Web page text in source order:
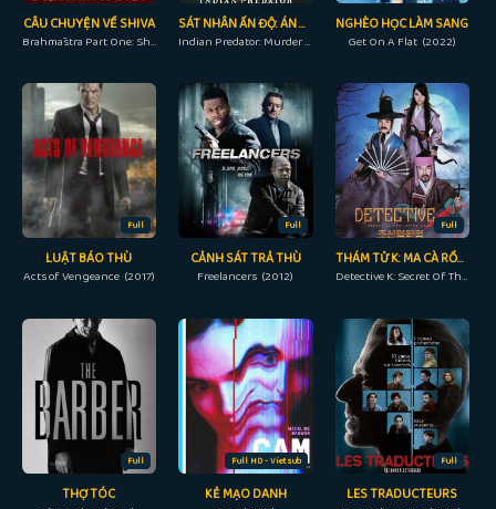
CÂU CHUYỆN VỀ SHIVA
Brahmāstra Part One: Shiva (2022)
SÁT NHÂN ẤN ĐỘ: ÁN MẠNG TRONG PHÒNG XỬ ÁN
Indian Predator: Murder in a Courtroom (2022)
NGHÈO HỌC LÀM SANG
Get On A Flat (2022)
Full
LUẬT BÁO THÙ
Acts of Vengeance (2017)
Full
CẢNH SÁT TRẢ THÙ
Freelancers (2012)
Full
THÁM TỬ K: MA CÀ RỒNG BÁO THÙ
Detective K: Secret Of The Living Dead (2018)
Full
THỢ TÓC
Full HD - Vietsub
KẺ MẠO DANH
Full
LES TRADUCTEURS